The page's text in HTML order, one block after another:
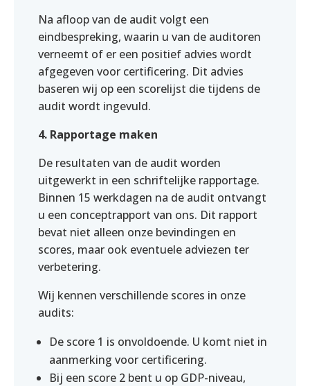
Na afloop van de audit volgt een
eindbespreking, waarin u van de auditoren
verneemt of er een positief advies wordt
afgegeven voor certificering. Dit advies
baseren wij op een scorelijst die tijdens de
audit wordt ingevuld.
4. Rapportage maken
De resultaten van de audit worden
uitgewerkt in een schriftelijke rapportage.
Binnen 15 werkdagen na de audit ontvangt
u een conceptrapport van ons. Dit rapport
bevat niet alleen onze bevindingen en
scores, maar ook eventuele adviezen ter
verbetering.
Wij kennen verschillende scores in onze
audits:
De score 1 is onvoldoende. U komt niet in
aanmerking voor certificering.
Bij een score 2 bent u op GDP-niveau,